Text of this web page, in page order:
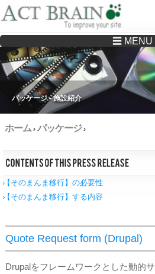
Drupalサイトの制作・保守をどこに頼んでいい
ださい
☰ MENU
パッケージ - 施設紹介
ホーム› パッケージ›
【そのまんま移行】の必要性
【そのまんま移行】する内容
Quote Request form (Drupal)
Drupalをフレームワークとした動的